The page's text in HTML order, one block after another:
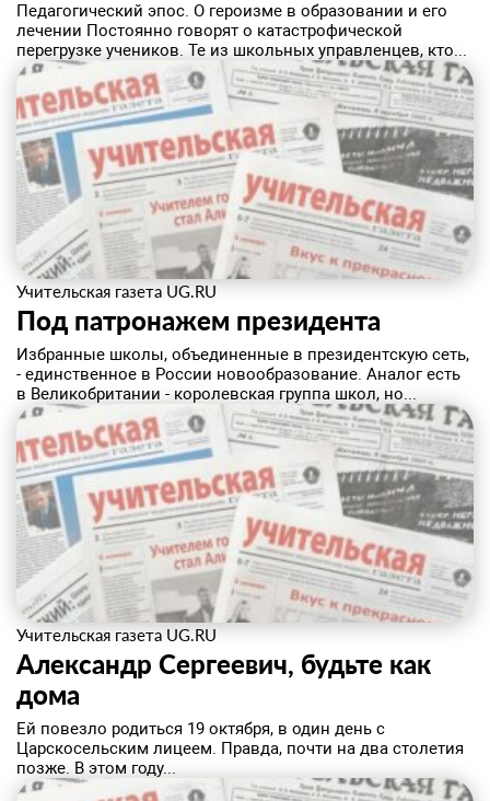
Педагогический эпос. О героизме в образовании и его
лечении Постоянно говорят о катастрофической
перегрузке учеников. Те из школьных управленцев, кто...
Учительская газета UG.RU
Под патронажем президента
Избранные школы, объединенные в президентскую сеть,
- единственное в России новообразование. Аналог есть
в Великобритании - королевская группа школ, но...
Учительская газета UG.RU
Александр Сергеевич, будьте как
дома
Ей повезло родиться 19 октября, в один день с
Царскосельским лицеем. Правда, почти на два столетия
позже. В этом году...